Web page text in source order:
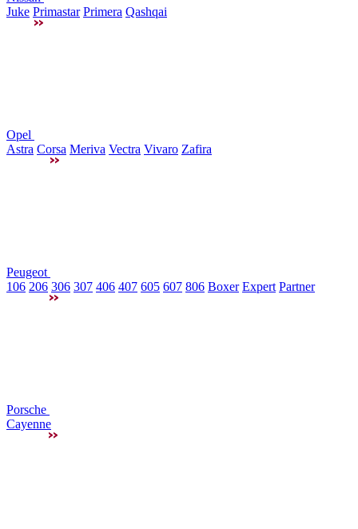
Juke Primastar Primera Qashqai
Opel
Astra Corsa Meriva Vectra Vivaro Zafira
Peugeot
106 206 306 307 406 407 605 607 806 Boxer Expert Partner
Porsche
Cayenne